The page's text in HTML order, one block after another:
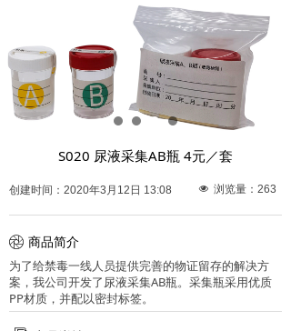
S020 尿液采集AB瓶 4元／套
商品简介
创建时间： 2020年3月12日 13:08
为了给禁毒一线人员提供完善的物证留存的解决方
案，我公司开发了尿液采集AB瓶。采集瓶采用优质
PP材质，并配以密封标签。
ꁵ
넶 浏览量： 263